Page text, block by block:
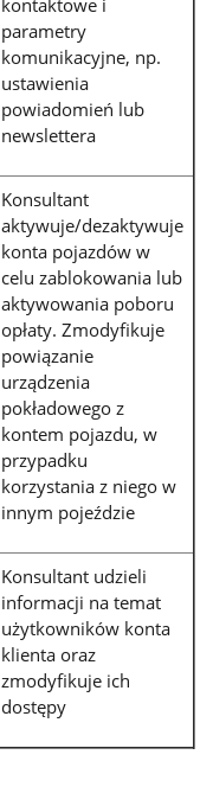
parametry
komunikacyjne, np.
ustawienia
powiadomień lub
newslettera
Konsultant
aktywuje/dezaktywuje
konta pojazdów w
celu zablokowania lub
aktywowania poboru
opłaty. Zmodyfikuje
powiązanie
urządzenia
pokładowego z
kontem pojazdu, w
przypadku
korzystania z niego w
innym pojeździe
Konsultant udzieli
informacji na temat
użytkowników konta
klienta oraz
zmodyfikuje ich
dostępy